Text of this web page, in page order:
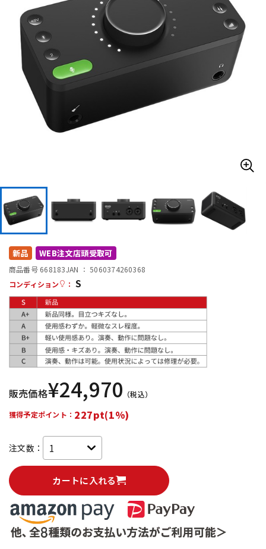
キーボード
管楽器
アンプ
DTM オンライン納品 レコーディング機器
配信/ライブ機器
新品 WEB注文店頭受取可
商品番号 668183JAN ：5060374260368
コンディション
： S
販売価格¥24,970 （税込）
獲得予定ポイント： 227pt(1%)
注文数：
カートに入れる